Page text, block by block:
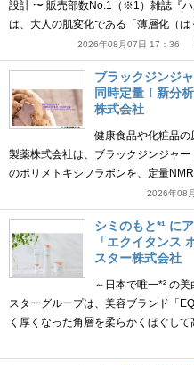
設計 〜 販売部数No.1（※1）雑誌『
は、大人の肌変化である「薄層化（
2026年08月07日 17：36
ブラックジンジ
同時定量！新分
株式会社
健康食品や化粧品
製薬株式会社は、ブラックジンジャ
のポリメトキシフラボンを、定量
2026年08
シミのもと*¹ に
「エクイタンス
スター株式会社
～日本で唯一*² の
スターグループは、美容ブランド「
く厚くなった角層を柔らかくほぐし